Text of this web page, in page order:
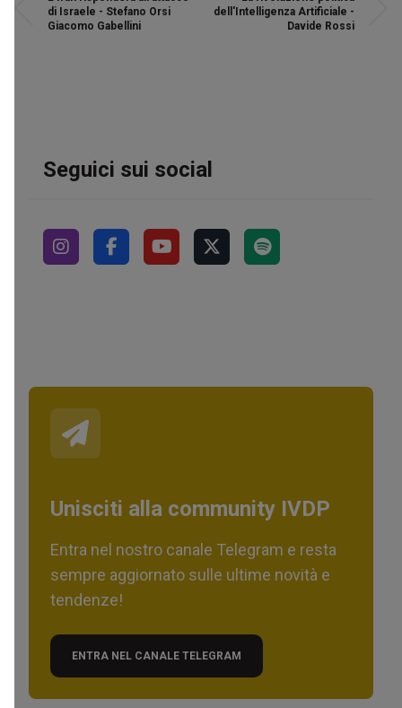
di Israele - Stefano Orsi
Giacomo Gabellini
dell'Intelligenza Artificiale -
Davide Rossi
Seguici sui social
Unisciti alla community IVDP
Entra nel nostro canale Telegram e resta
sempre aggiornato sulle ultime novità e
tendenze!
ENTRA NEL CANALE TELEGRAM